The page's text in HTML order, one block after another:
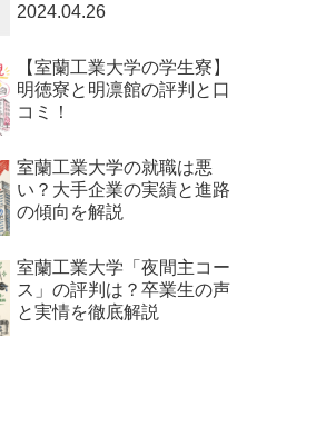
2024.04.26
【室蘭工業大学の学生寮】
明徳寮と明凛館の評判と口
コミ！
室蘭工業大学の就職は悪
い？大手企業の実績と進路
の傾向を解説
室蘭工業大学「夜間主コー
ス」の評判は？卒業生の声
と実情を徹底解説